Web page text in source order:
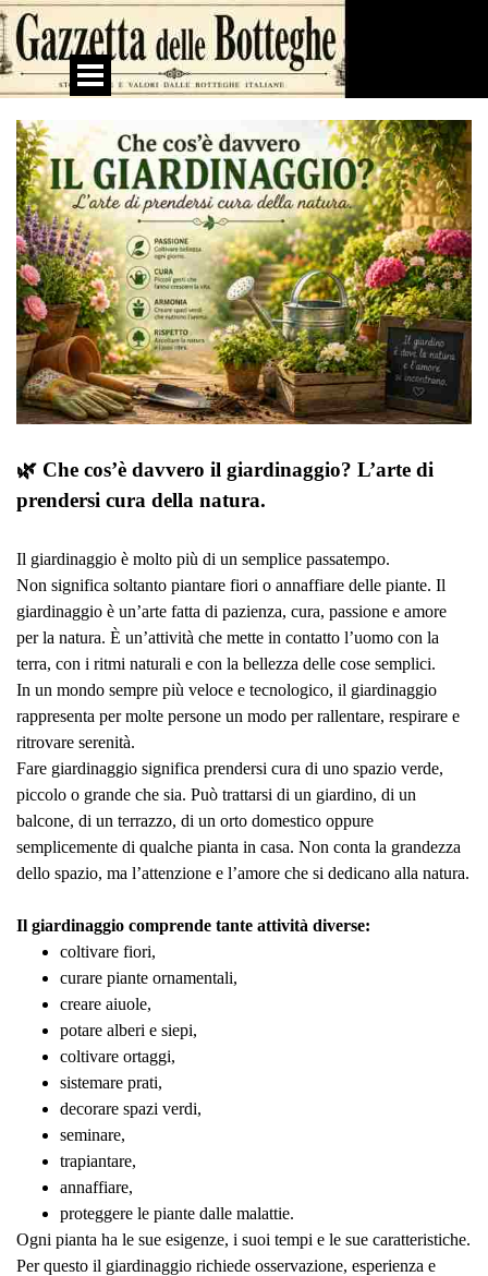
Vai ai contenuti
Salta menù
🌿 Che cos’è davvero il giardinaggio? L’arte di
prendersi cura della natura.
Il giardinaggio è molto più di un semplice passatempo.
Non significa soltanto piantare fiori o annaffiare delle piante. Il
giardinaggio è un’arte fatta di pazienza, cura, passione e amore
per la natura. È un’attività che mette in contatto l’uomo con la
terra, con i ritmi naturali e con la bellezza delle cose semplici.
In un mondo sempre più veloce e tecnologico, il giardinaggio
rappresenta per molte persone un modo per rallentare, respirare e
ritrovare serenità.
Fare giardinaggio significa prendersi cura di uno spazio verde,
piccolo o grande che sia. Può trattarsi di un giardino, di un
balcone, di un terrazzo, di un orto domestico oppure
semplicemente di qualche pianta in casa. Non conta la grandezza
dello spazio, ma l’attenzione e l’amore che si dedicano alla natura.
Il giardinaggio comprende tante attività diverse:
coltivare fiori,
curare piante ornamentali,
creare aiuole,
potare alberi e siepi,
coltivare ortaggi,
sistemare prati,
decorare spazi verdi,
seminare,
trapiantare,
annaffiare,
proteggere le piante dalle malattie.
Ogni pianta ha le sue esigenze, i suoi tempi e le sue caratteristiche.
Per questo il giardinaggio richiede osservazione, esperienza e